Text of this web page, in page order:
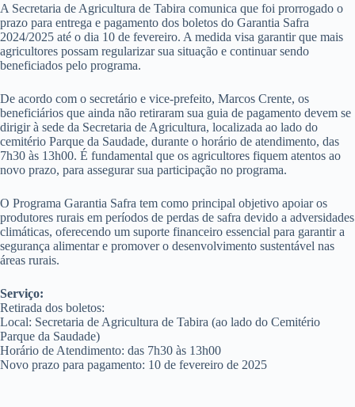
A Secretaria de Agricultura de Tabira comunica que foi prorrogado o
prazo para entrega e pagamento dos boletos do Garantia Safra
2024/2025 até o dia 10 de fevereiro. A medida visa garantir que mais
agricultores possam regularizar sua situação e continuar sendo
beneficiados pelo programa.
De acordo com o secretário e vice-prefeito, Marcos Crente, os
beneficiários que ainda não retiraram sua guia de pagamento devem se
dirigir à sede da Secretaria de Agricultura, localizada ao lado do
cemitério Parque da Saudade, durante o horário de atendimento, das
7h30 às 13h00. É fundamental que os agricultores fiquem atentos ao
novo prazo, para assegurar sua participação no programa.
O Programa Garantia Safra tem como principal objetivo apoiar os
produtores rurais em períodos de perdas de safra devido a adversidades
climáticas, oferecendo um suporte financeiro essencial para garantir a
segurança alimentar e promover o desenvolvimento sustentável nas
áreas rurais.
Serviço:
Retirada dos boletos:
Local: Secretaria de Agricultura de Tabira (ao lado do Cemitério
Parque da Saudade)
Horário de Atendimento: das 7h30 às 13h00
Novo prazo para pagamento: 10 de fevereiro de 2025